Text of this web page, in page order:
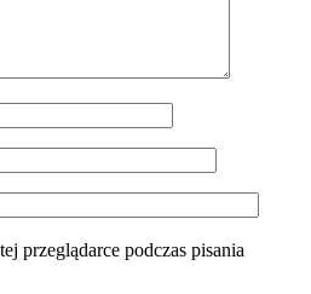
przeglądarce podczas pisania